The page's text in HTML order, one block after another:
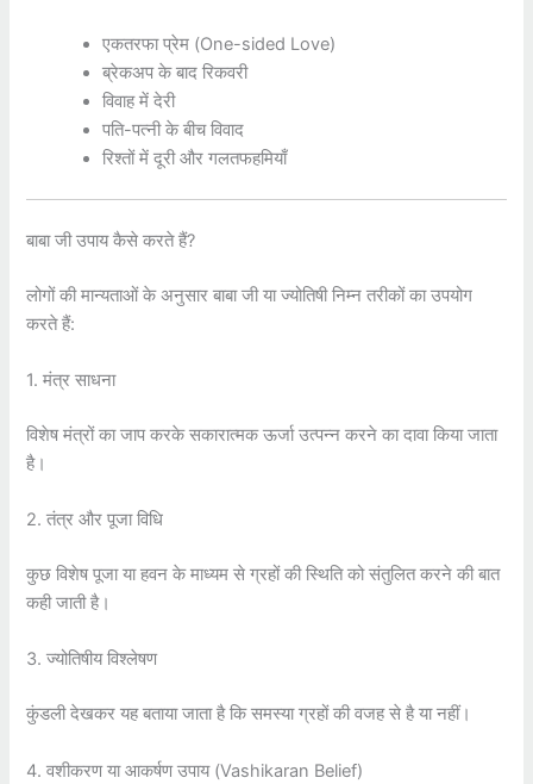
एकतरफा प्रेम (One-sided Love)
ब्रेकअप के बाद रिकवरी
विवाह में देरी
पति-पत्नी के बीच विवाद
रिश्तों में दूरी और गलतफहमियाँ
बाबा जी उपाय कैसे करते हैं?
लोगों की मान्यताओं के अनुसार बाबा जी या ज्योतिषी निम्न तरीकों का उपयोग
करते हैं:
1. मंत्र साधना
विशेष मंत्रों का जाप करके सकारात्मक ऊर्जा उत्पन्न करने का दावा किया जाता
है।
2. तंत्र और पूजा विधि
कुछ विशेष पूजा या हवन के माध्यम से ग्रहों की स्थिति को संतुलित करने की बात
कही जाती है।
3. ज्योतिषीय विश्लेषण
कुंडली देखकर यह बताया जाता है कि समस्या ग्रहों की वजह से है या नहीं।
4. वशीकरण या आकर्षण उपाय (Vashikaran Belief)